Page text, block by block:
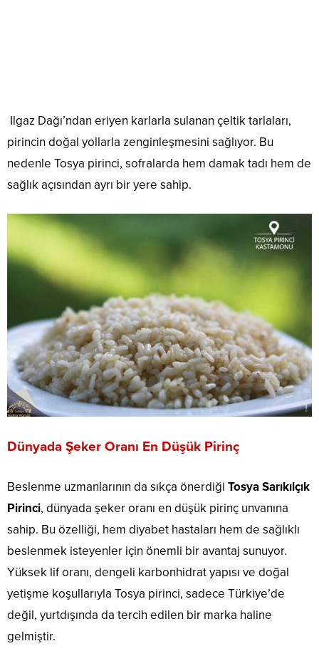
Ilgaz Dağı’ndan eriyen karlarla sulanan çeltik tarlaları,
pirincin doğal yollarla zenginleşmesini sağlıyor. Bu
nedenle Tosya pirinci, sofralarda hem damak tadı hem de
sağlık açısından ayrı bir yere sahip.
Dünyada Şeker Oranı En Düşük Pirinç
Beslenme uzmanlarının da sıkça önerdiği Tosya Sarıkılçık
Pirinci, dünyada şeker oranı en düşük pirinç unvanına
sahip. Bu özelliği, hem diyabet hastaları hem de sağlıklı
beslenmek isteyenler için önemli bir avantaj sunuyor.
Yüksek lif oranı, dengeli karbonhidrat yapısı ve doğal
yetişme koşullarıyla Tosya pirinci, sadece Türkiye’de
değil, yurtdışında da tercih edilen bir marka haline
gelmiştir.